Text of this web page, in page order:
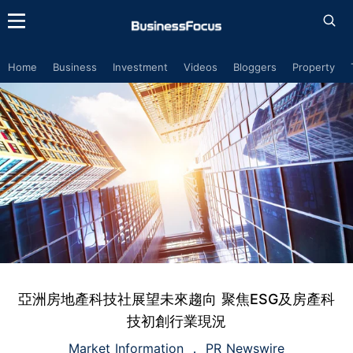
Home Business Investment Videos Bloggers Property
亞洲房地產科技社展望未來趨向 聚焦ESG及房產科
技初創行業現況
Market Information PR Newswire